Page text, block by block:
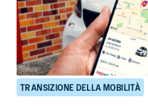
TRANSIZIONE DELLA MOBILITÀ